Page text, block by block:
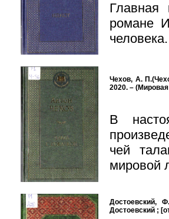
романе
Чехов, А.
2020. –
В
чей
мировой
Достоевский,
Достоевский ;